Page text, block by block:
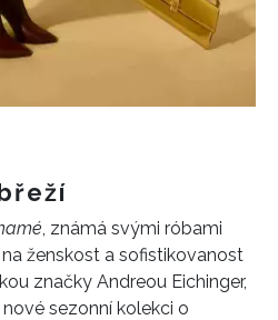
, známá svými róbami
ženskost a sofistikovanost
značky Andreou Eichinger,
sezonní kolekci o